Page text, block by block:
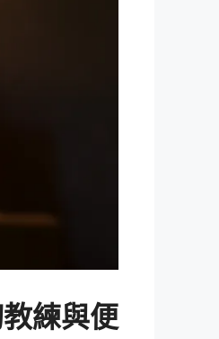
練與便